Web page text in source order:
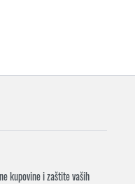
kupovine i zaštite vaših